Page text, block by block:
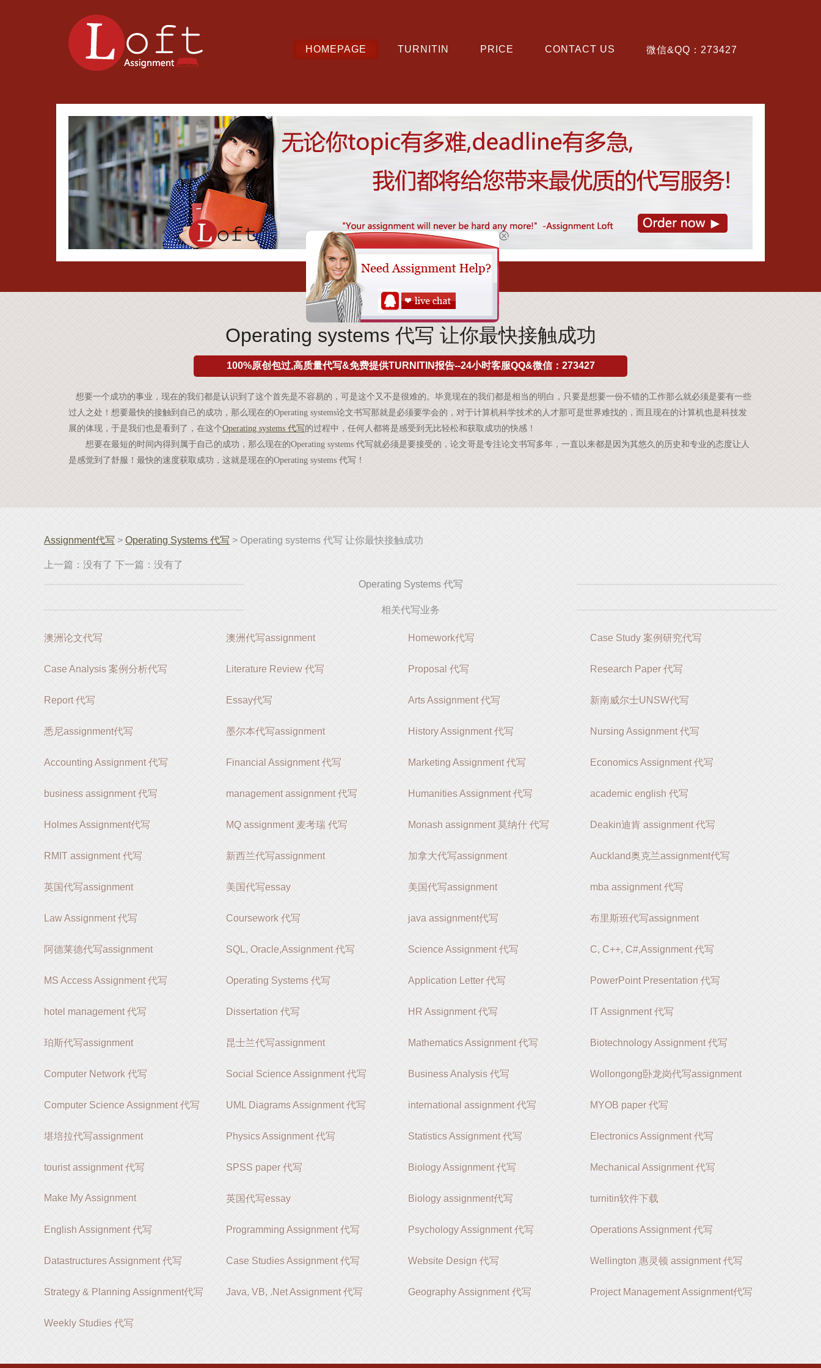
HOMEPAGE TURNITIN PRICE CONTACT US 微信&QQ：273427
Operating systems 代写 让你最快接触成功
100%原创包过,高质量代写&免费提供TURNITIN报告--24小时客服QQ&微信：273427
想要一个成功的事业，现在的我们都是认识到了这个首先是不容易的，可是这个又不是很难的。毕竟现在的我们都是相当的明白，只要是想要一份不错的工作那么就必须是要有一些
过人之处！想要最快的接触到自己的成功，那么现在的Operating systems论文书写那就是必须要学会的，对于计算机科学技术的人才那可是世界难找的，而且现在的计算机也是科技发
展的体现，于是我们也是看到了，在这个Operating systems 代写的过程中，任何人都将是感受到无比轻松和获取成功的快感！
想要在最短的时间内得到属于自己的成功，那么现在的Operating systems 代写就必须是要接受的，论文哥是专注论文书写多年，一直以来都是因为其悠久的历史和专业的态度让人
是感觉到了舒服！最快的速度获取成功，这就是现在的Operating systems 代写！
Assignment代写 > Operating Systems 代写 > Operating systems 代写 让你最快接触成功
上一篇：没有了 下一篇：没有了
Operating Systems 代写
相关代写业务
澳洲论文代写 澳洲代写assignment Homework代写 Case Study 案例研究代写
Case Analysis 案例分析代写 Literature Review 代写 Proposal 代写 Research Paper 代写
Report 代写 Essay代写 Arts Assignment 代写 新南威尔士UNSW代写
悉尼assignment代写 墨尔本代写assignment History Assignment 代写 Nursing Assignment 代写
Accounting Assignment 代写 Financial Assignment 代写 Marketing Assignment 代写 Economics Assignment 代写
business assignment 代写 management assignment 代写 Humanities Assignment 代写 academic english 代写
Holmes Assignment代写 MQ assignment 麦考瑞 代写 Monash assignment 莫纳什 代写 Deakin迪肯 assignment 代写
RMIT assignment 代写 新西兰代写assignment 加拿大代写assignment Auckland奥克兰assignment代写
英国代写assignment 美国代写essay 美国代写assignment mba assignment 代写
Law Assignment 代写 Coursework 代写 java assignment代写 布里斯班代写assignment
阿德莱德代写assignment SQL, Oracle,Assignment 代写 Science Assignment 代写 C, C++, C#,Assignment 代写
MS Access Assignment 代写 Operating Systems 代写 Application Letter 代写 PowerPoint Presentation 代写
hotel management 代写 Dissertation 代写 HR Assignment 代写 IT Assignment 代写
珀斯代写assignment 昆士兰代写assignment Mathematics Assignment 代写 Biotechnology Assignment 代写
Computer Network 代写 Social Science Assignment 代写 Business Analysis 代写 Wollongong卧龙岗代写assignment
Computer Science Assignment 代写 UML Diagrams Assignment 代写 international assignment 代写 MYOB paper 代写
堪培拉代写assignment Physics Assignment 代写 Statistics Assignment 代写 Electronics Assignment 代写
tourist assignment 代写 SPSS paper 代写 Biology Assignment 代写 Mechanical Assignment 代写
Make My Assignment 英国代写essay Biology assignment代写 turnitin软件下载
English Assignment 代写 Programming Assignment 代写 Psychology Assignment 代写 Operations Assignment 代写
Datastructures Assignment 代写 Case Studies Assignment 代写 Website Design 代写 Wellington 惠灵顿 assignment 代写
Strategy & Planning Assignment代写 Java, VB, .Net Assignment 代写 Geography Assignment 代写 Project Management Assignment代写
Weekly Studies 代写